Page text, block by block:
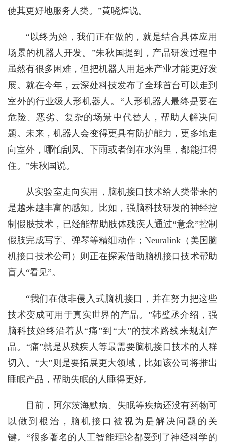
使其更好地服务人类。”黄晓煌说。
“以终为始，我们正在做的，就是结合具体应用
场景的机器人开发。”朱秋国提到，产品研发过程中
虽然有很多困难，但把机器人用起来产业才能更好发
展。就在今年，云深处科技发布了全球首台可以走到
室外的行业级人形机器人。“人形机器人最终是要在
危险、恶劣、复杂的场景中代替人，帮助人解决问
题。未来，机器人会变得更具有防护能力，更多地走
向室外，哪怕刮风、下雨或者倒在水沟里，都能扛得
住。”朱秋国说。
从实验室走向实用，脑机接口技术给人类带来的
是越来越丰富的感知。比如，强脑科技研发的神经控
制假肢技术，已经能帮助肢体残疾人通过“意念”控制
假肢完成写字、弹琴等精细动作；Neuralink（美国脑
机接口技术公司）则正在探索借助脑机接口技术帮助
盲人“看见”。
“我们在做非侵入式脑机接口，并在努力把这些
技术变成可用于真实世界的产品。”韩璧丞介绍，强
脑科技始终沿着从“痛”到“大”的技术路线来规划产
品。“痛”就是从残疾人等最需要脑机接口技术的人群
切入。“大”则是要拓展更大领域，比如该公司将推出
睡眠产品，帮助失眠的人睡得更好。
目前，阿尔茨海默病、失眠等疾病还没有药物可
以做到根治，脑机接口被视为是解决问题的关
键。“很多著名的人工智能理论都受到了神经科学的